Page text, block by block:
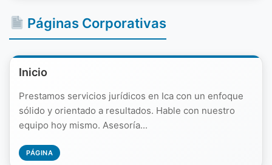
Páginas Corporativas
Inicio
Prestamos servicios jurídicos en Ica con un enfoque
sólido y orientado a resultados. Hable con nuestro
equipo hoy mismo. Asesoría...
PÁGINA